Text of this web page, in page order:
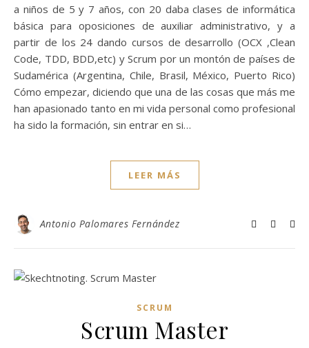
a niños de 5 y 7 años, con 20 daba clases de informática
básica para oposiciones de auxiliar administrativo, y a
partir de los 24 dando cursos de desarrollo (OCX ,Clean
Code, TDD, BDD,etc) y Scrum por un montón de países de
Sudamérica (Argentina, Chile, Brasil, México, Puerto Rico)
Cómo empezar, diciendo que una de las cosas que más me
han apasionado tanto en mi vida personal como profesional
ha sido la formación, sin entrar en si…
LEER MÁS
Antonio Palomares Fernández
SCRUM
Scrum Master